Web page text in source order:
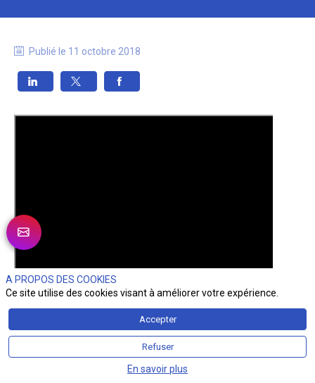
Publié le 11 octobre 2018
A PROPOS DES COOKIES
Ce site utilise des cookies visant à améliorer votre expérience.
Accepter
Refuser
En savoir plus